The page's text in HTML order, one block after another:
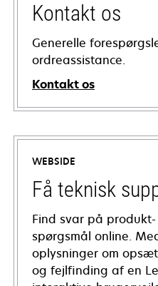
Kontakt os
Generelle
ordreassistance.
Kontakt os
WEBSIDE
Få teknisk
Find svar på
spørgsmål online.
oplysninger om
og fejlfinding af en